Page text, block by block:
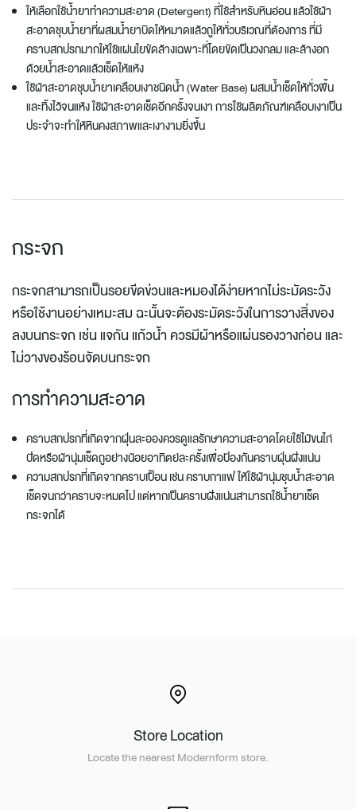
ให้เลือกใช้น้ำยาทำความสะอาด (Detergent) ที่ใช้สำหรับหินอ่อน แล้วใช้ผ้า
สะอาดชุบน้ำยาที่ผสมน้ำยาบิดให้หมาดแล้วถูให้ทั่วบริเวณที่ต้องการ ที่มี
คราบสกปรกมากให้ใช้แผ่นใยขัดล้างเฉพาะที่โดยขัดเป็นวงกลม และล้างอก
ด้วยน้ำสะอาดแล้วเช็ดให้แห้ง
ใช้ผ้าสะอาดชุบน้ำยาเคลือบเงาชนิดน้ำ (Water Base) ผสมน้ำเช็ดให้ทั่วพื้น
และทิ้งไว้จนแห้ง ใช้ผ้าสะอาดเช็ดอีกครั้งจนเงา การใช้ผลิตภัณฑ์เคลือบเงาเป็น
ประจำจะทำให้หินคงสภาพและเงางามยิ่งขึ้น
กระจก
กระจกสามารถเป็นรอยขีดข่วนและหมองได้ง่ายหากไม่ระมัดระวัง
หรือใช้งานอย่างเหมะสม ฉะนั้นจะต้องระมัดระวังในการวางสิ่งของ
ลงบนกระจก เช่น แจกัน แก้วน้ำ ควรมีผ้าหรือแผ่นรองวางก่อน และ
ไม่วางของร้อนจัดบนกระจก
การทำความสะอาด
คราบสกปรกที่เกิดจากฝุ่นละอองควรดูแลรักษาความสะอาดโดยใช้ไม้ขนไก่
ปัดหรือผ้านุ่มเช็ดถูอย่างน้อยอาทิตย์ละครั้งเพื่อป้องกันคราบฝุ่นฝังแน่น
ความสกปรกที่เกิดจากคราบเปื้อน เช่น คราบกาแฟ ให้ใช้ผ้านุ่มชุบน้ำสะอาด
เช็ดจนกว่าคราบจะหมดไป แต่หากเป็นคราบฝังแน่นสามารถใช้น้ำยาเช็ด
กระจกได้
Store Location
Locate the nearest Modernform store.